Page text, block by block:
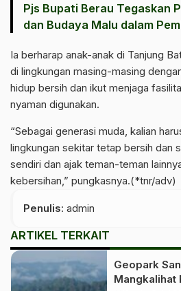
Pjs Bupati Berau Tegaskan
dan Budaya Malu dalam
Ia berharap anak-anak di Tanjung
di lingkungan masing-masing
hidup bersih dan ikut menjaga
nyaman digunakan.
“Sebagai generasi muda, kalian
lingkungan sekitar tetap bersih dan
sendiri dan ajak teman-teman
kebersihan,” pungkasnya.(*tnr/adv)
Penulis: admin
ARTIKEL TERKAIT
Geopark
Mangkalihat